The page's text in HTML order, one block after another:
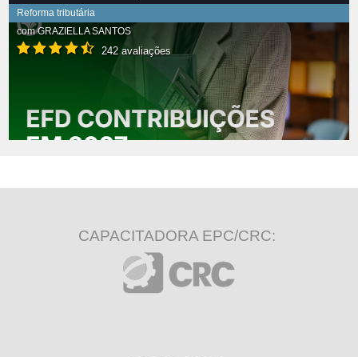
Reforma tributária
comGRAZIELLA SANTOS
242 avaliações
CAPACITADORA EPC/CRC: